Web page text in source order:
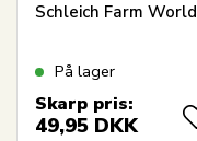
Schleich Farm World
På lager
Skarp pris:
49,95 DKK